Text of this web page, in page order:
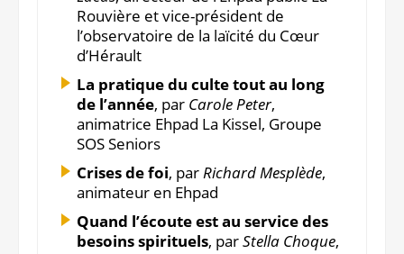
Rouvière et vice-président de
l’observatoire de la laïcité du Cœur
d’Hérault
La pratique du culte tout au long
de l’année, par Carole Peter,
animatrice Ehpad La Kissel, Groupe
SOS Seniors
Crises de foi, parRichard Mesplède,
animateur en Ehpad
Quand l’écoute est au service des
besoins spirituels, parStella Choque,